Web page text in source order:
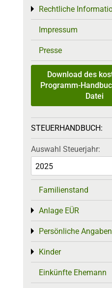
Rechtliche
Toggle menu
Impressum
Presse
Download des
Programm-
Datei
STEUERHANDBUCH:
Auswahl Steuerjahr:
Familienstand
Anlage EÜR
Toggle menu
Persönliche Angaben
Toggle menu
Kinder
Toggle menu
Einkünfte Ehemann